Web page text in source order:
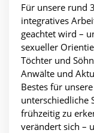
Für unsere rund
integratives
geachtet wird –
sexueller
Töchter und
Anwälte und
Bestes für
unterschiedliche
frühzeitig zu
verändert sich –